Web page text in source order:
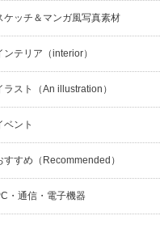
ケッチ＆マンガ風写真素材
ンテリア（interior）
ラスト（An illustration）
ベント
すすめ（Recommended）
・通信・電子機器